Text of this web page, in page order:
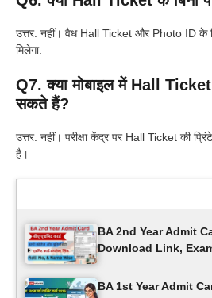
उत्तर: नहीं। वैध Hall Ticket और Photo ID के
मिलेगा.
Q7. क्या मोबाइल में Hall Ticket
सकते हैं?
उत्तर: नहीं। परीक्षा केंद्र पर Hall Ticket की
है।
BA 2nd Year Admit
Download Link,
BA 1st Year Admit